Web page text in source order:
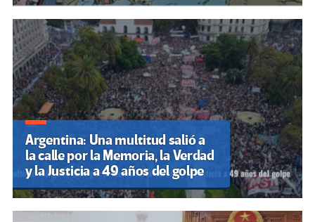
Argentina: Una multitud salió a
la calle por la Memoria, la Verdad
y la Justicia a 49 años del golpe